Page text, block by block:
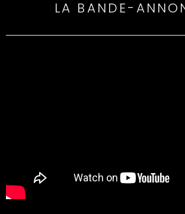
LA BANDE-